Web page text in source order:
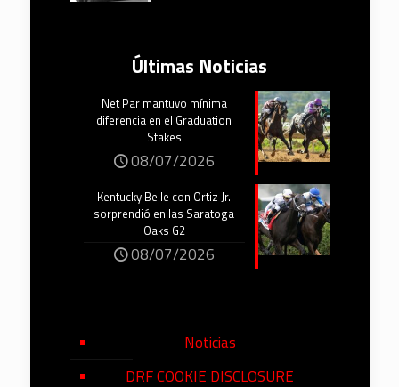
Últimas Noticias
Net Par mantuvo mínima
diferencia en el Graduation
Stakes
08/07/2026
Kentucky Belle con Ortiz Jr.
sorprendió en las Saratoga
Oaks G2
08/07/2026
Noticias
DRF COOKIE DISCLOSURE